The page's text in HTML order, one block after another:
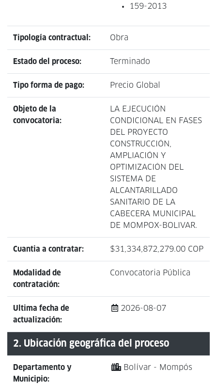
159-2013
Tipología contractual: Obra
Estado del proceso: Terminado
Tipo forma de pago: Precio Global
Objeto de la
convocatoria:
LA EJECUCIÓN
CONDICIONAL EN FASES
DEL PROYECTO
CONSTRUCCIÓN,
AMPLIACIÓN Y
OPTIMIZACIÓN DEL
SISTEMA DE
ALCANTARILLADO
SANITARIO DE LA
CABECERA MUNICIPAL
DE MOMPOX-BOLIVAR.
Cuantia a contratar: $31,334,872,279.00 COP
Modalidad de
contratación:
Convocatoria Pública
Ultima fecha de
actualización:
2026-08-07
2. Ubicación geográfica del proceso
Departamento y
Municipio:
Bolívar - Mompós